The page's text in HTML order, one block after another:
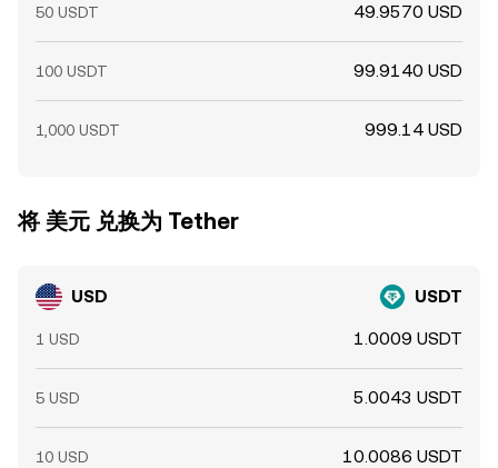
50 USDT 49.9570 USD
100 USDT 99.9140 USD
1,000 USDT 999.14 USD
将 美元 兑换为 Tether
USD USDT
1 USD 1.0009 USDT
5 USD 5.0043 USDT
10 USD 10.0086 USDT